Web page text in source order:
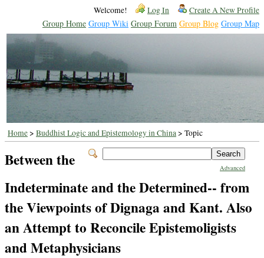
Welcome! Log In Create A New Profile
Group Home Group Wiki Group Forum Group Blog Group Map
Home> Buddhist Logic and Epistemology in China> Topic
Advanced
Between the
Indeterminate and the Determined-- from
the Viewpoints of Dignaga and Kant. Also
an Attempt to Reconcile Epistemoligists
and Metaphysicians